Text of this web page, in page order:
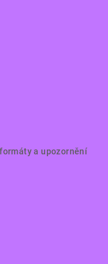
formáty a upozornění